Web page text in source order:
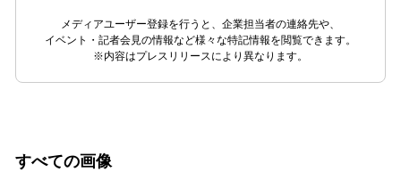
メディアユーザー登録を行うと、企業担当者の連絡先や、
イベント・記者会見の情報など様々な特記情報を閲覧できます。
※内容はプレスリリースにより異なります。
すべての画像